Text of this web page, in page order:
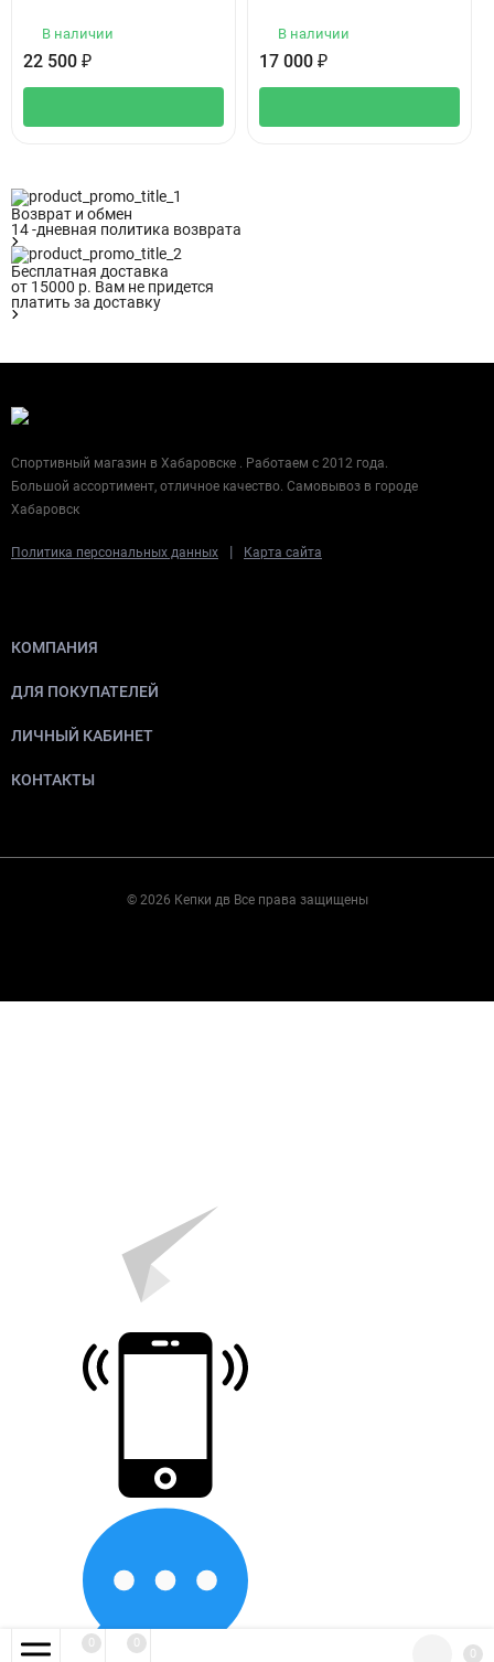
В наличии
22 500 ₽
В наличии
17 000 ₽
Возврат и обмен
14 -дневная политика возврата
Бесплатная доставка
от 15000 р. Вам не придется
платить за доставку
Спортивный магазин в Хабаровске . Работаем с 2012 года.
Большой ассортимент, отличное качество. Самовывоз в городе
Хабаровск
Политика персональных данных | Карта сайта
КОМПАНИЯ
ДЛЯ ПОКУПАТЕЛЕЙ
ЛИЧНЫЙ КАБИНЕТ
КОНТАКТЫ
© 2026 Кепки дв Все права защищены
0 0
0